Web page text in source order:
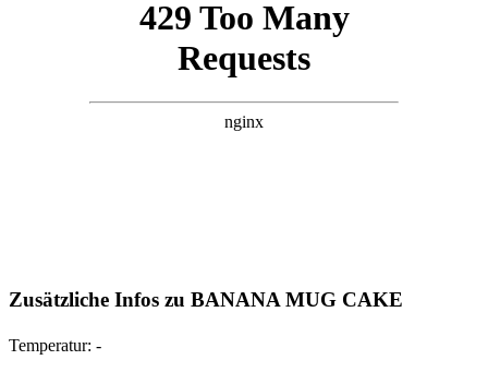
Zusätzliche Infos zu BANANA MUG CAKE
Temperatur: -